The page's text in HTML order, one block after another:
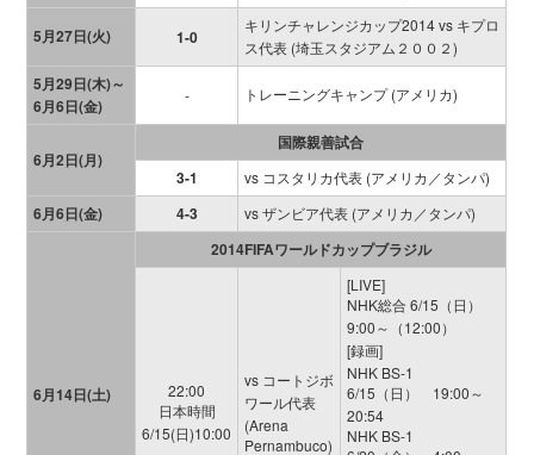
5月27日(火) 1-0
キリンチャレンジカップ2014 vs キプロ
ス代表 (埼玉スタジアム２００２)
5月29日(木)～
6月6日(金)
- トレーニングキャンプ (アメリカ)
6月2日(月)
国際親善試合
3-1
vs コスタリカ代表 (アメリカ／タンパ)
6月6日(金) 4-3 vs ザンビア代表 (アメリカ／タンパ)
6月14日(土)
2014FIFAワールドカップブラジル
22:00
日本時間
6/15(日)10:00
vs コートジボ
ワール代表
(Arena
Pernambuco)
[LIVE]
NHK総合 6/15（日）
9:00～（12:00）
[録画]
NHK BS-1
6/15（日） 19:00～
20:54
NHK BS-1